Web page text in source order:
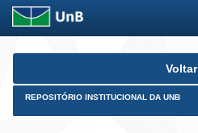
Skip
Voltar
REPOSITÓRIO INSTITUCIONAL DA UNB